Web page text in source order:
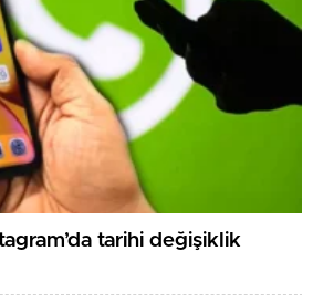
tarihi değişiklik